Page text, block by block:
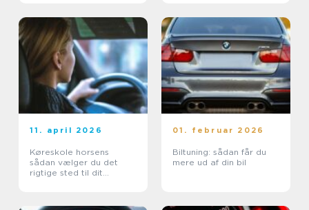
11. april 2026
Køreskole horsens
sådan vælger du det
rigtige sted til dit
01. februar 2026
Biltuning: sådan får du
mere ud af din bil